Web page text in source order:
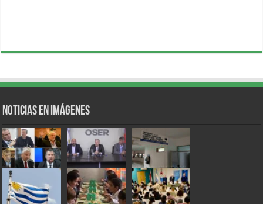
Noticias en Imágenes